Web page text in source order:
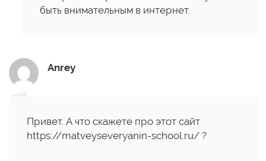
быть внимательным в интернет.
Anrey
Привет. А что скажете про этот сайт
https://matveyseveryanin-school.ru/ ?